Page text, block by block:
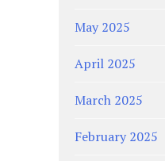
May 2025
April 2025
March 2025
February 2025